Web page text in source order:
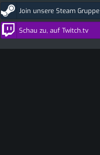
Join unsere Steam Gruppe
Schau zu, auf Twitch.tv